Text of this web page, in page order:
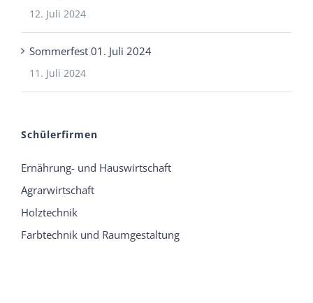
12. Juli 2024
Sommerfest 01. Juli 2024
11. Juli 2024
Schülerfirmen
Ernährung- und Hauswirtschaft
Agrarwirtschaft
Holztechnik
Farbtechnik und Raumgestaltung